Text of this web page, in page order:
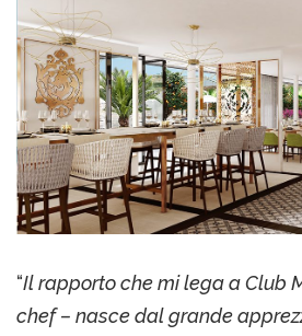
“Il rapporto che mi lega a Club
chef – nasce dal grande